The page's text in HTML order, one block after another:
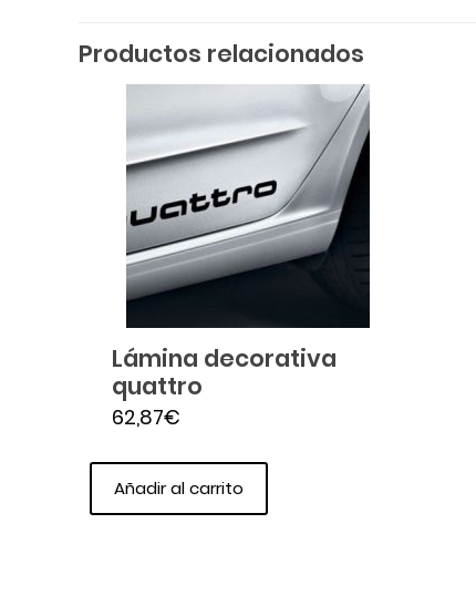
Productos relacionados
Lámina decorativa
quattro
62,87€
Añadir al carrito